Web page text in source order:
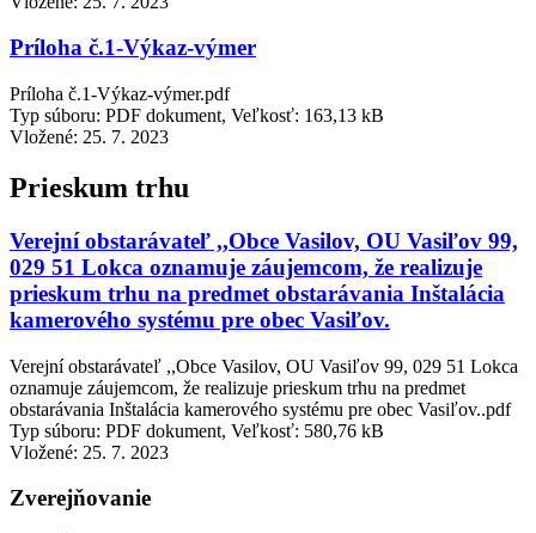
Príloha č.1-Výkaz-výmer
Príloha č.1-Výkaz-výmer.pdf
Typ súboru: PDF dokument, Veľkosť: 163,13 kB
Vložené: 25. 7. 2023
Prieskum trhu
Verejní obstarávateľ ,,Obce Vasilov, OU Vasiľov 99,
029 51 Lokca oznamuje záujemcom, že realizuje
prieskum trhu na predmet obstarávania Inštalácia
kamerového systému pre obec Vasiľov.
Verejní obstarávateľ ,,Obce Vasilov, OU Vasiľov 99, 029 51 Lokca
oznamuje záujemcom, že realizuje prieskum trhu na predmet
obstarávania Inštalácia kamerového systému pre obec Vasiľov..pdf
Typ súboru: PDF dokument, Veľkosť: 580,76 kB
Vložené: 25. 7. 2023
Zverejňovanie